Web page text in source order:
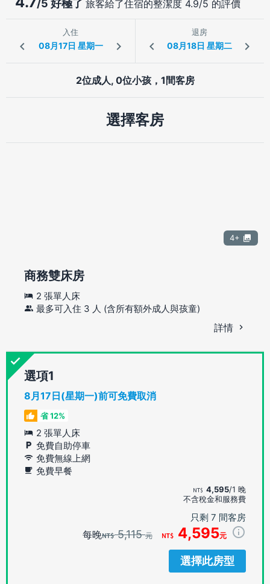
/5 好極了 旅客給了住宿的整潔度 4.9/5 的評價
入住 退房
2位成人, 0位小孩，1間客房
選擇客房
4+
商務雙床房
2 張單人床
最多可入住 3 人 (含所有額外成人與孩童)
詳情
選項
8月17日(星期一)前可免費取消
省 12%
2 張單人床
免費自助停車
免費無線上網
免費早餐
4,595/1 晚
不含稅金和服務費
只剩 7 間客房
每晚 5,115元 4,595元
選擇此房型